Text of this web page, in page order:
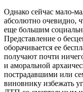
Однако сейчас мало-
абсолютно очевидно,
еще большим
Представление о
оборачивается ее
получают почти
и аморальной
пострадавшими или
виновнику избежать